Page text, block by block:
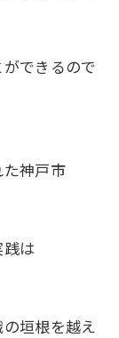
できるので
神戸市
は
垣根を越え